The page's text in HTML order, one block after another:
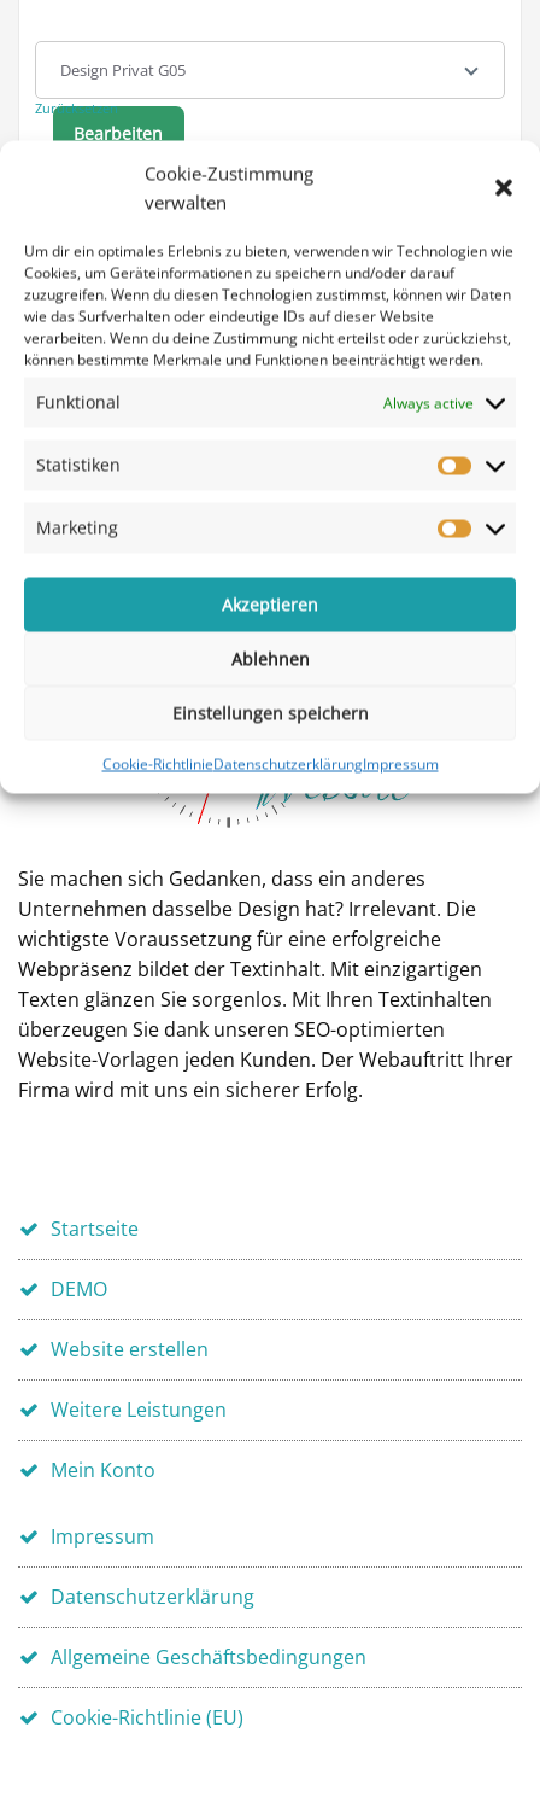
Cookie-Zustimmung
verwalten
Um dir ein optimales Erlebnis zu bieten, verwenden wir Technologien wie
Cookies, um Geräteinformationen zu speichern und/oder darauf
zuzugreifen. Wenn du diesen Technologien zustimmst, können wir Daten
wie das Surfverhalten oder eindeutige IDs auf dieser Website
verarbeiten. Wenn du deine Zustimmung nicht erteilst oder zurückziehst,
können bestimmte Merkmale und Funktionen beeinträchtigt werden.
Funktional Always active
Statistiken
Marketing
Akzeptieren
Ablehnen
Einstellungen speichern
Cookie-RichtlinieDatenschutzerklärungImpressum
Design Privat G05
Zurücksetzen
Bearbeiten
Zusätzliche Informationen
Zusätzliche Informationen
Design Privat G05, Design
Sie machen sich Gedanken, dass ein anderes
Unternehmen dasselbe Design hat? Irrelevant. Die
wichtigste Voraussetzung für eine erfolgreiche
Webpräsenz bildet der Textinhalt. Mit einzigartigen
Texten glänzen Sie sorgenlos. Mit Ihren Textinhalten
überzeugen Sie dank unseren SEO-optimierten
Website-Vorlagen jeden Kunden. Der Webauftritt Ihrer
Firma wird mit uns ein sicherer Erfolg.
Startseite
DEMO
Website erstellen
Weitere Leistungen
Mein Konto
Impressum
Datenschutzerklärung
Allgemeine Geschäftsbedingungen
Cookie-Richtlinie (EU)